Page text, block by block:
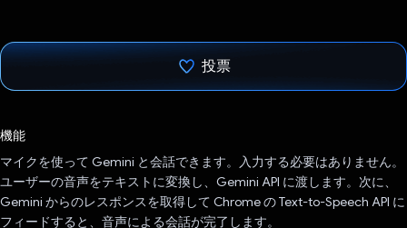
投票
機能
マイクを使って Gemini と会話できます。入力する必要はありません。
ユーザーの音声をテキストに変換し、Gemini API に渡します。次に、
Gemini からのレスポンスを取得して Chrome の Text-to-Speech API に
フィードすると、音声による会話が完了します。